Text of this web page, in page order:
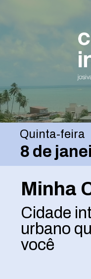
Minha
Cidade
urbano
você
Quinta-feira
8 de